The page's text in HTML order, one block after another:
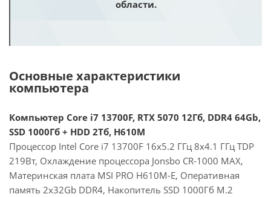
области.
Основные характеристики
компьютера
Компьютер Core i7 13700F, RTX 5070 12Гб, DDR4 64Gb,
SSD 1000Гб + HDD 2Тб, H610M
Процессор Intel Core i7 13700F 16x5.2 ГГц 8x4.1 ГГц TDP
219Вт, Охлаждение процессора Jonsbo CR-1000 MAX,
Материнская плата MSI PRO H610M-E, Оперативная
память 2x32Gb DDR4, Накопитель SSD 1000Гб M.2